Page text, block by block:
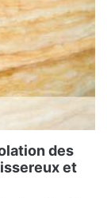
des
et